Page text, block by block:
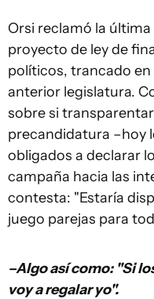
Orsi reclamó la
proyecto de ley de
políticos, trancado en
anterior legislatura.
sobre si
precandidatura –hoy
obligados a declarar
campaña hacia las
contesta: "Estaría
juego parejas para
–Algo así como: "Si
voy a regalar yo".